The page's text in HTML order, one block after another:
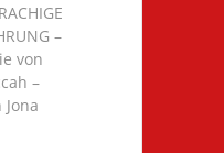
–
von
–